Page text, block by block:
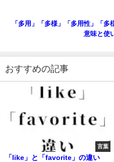
「多用」「多様」「多用性」「多
意味と使
おすすめの記事
言葉
「like」と「favorite」の違い